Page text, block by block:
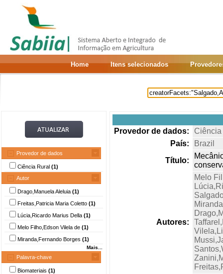
Home Itens selecionados
Provedor de dados
Ciência Rural (1)
Autor
Drago,Manuela Aleluia (1)
Freitas,Patricia Maria Coletto (1)
Lúcia,Ricardo Marius Della (1)
Melo Filho,Edson Vilela de (1)
Miranda,Fernando Borges (1)
Mais...
Palavra-chave
Biomateriais (1)
Provedor de dados:
País:
Brazil
Título:
Autores:
Melo